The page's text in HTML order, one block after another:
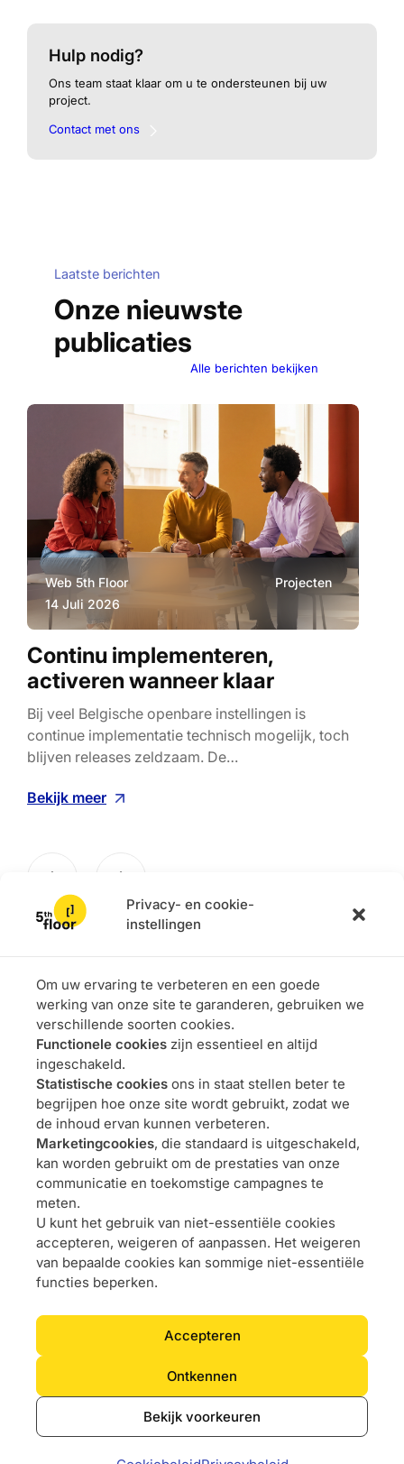
Privacy- en cookie-
instellingen
Om uw ervaring te verbeteren en een goede
werking van onze site te garanderen, gebruiken we
verschillende soorten cookies.
Functionele cookies zijn essentieel en altijd
ingeschakeld.
Statistische cookies ons in staat stellen beter te
begrijpen hoe onze site wordt gebruikt, zodat we
de inhoud ervan kunnen verbeteren.
Marketingcookies, die standaard is uitgeschakeld,
kan worden gebruikt om de prestaties van onze
communicatie en toekomstige campagnes te
meten.
U kunt het gebruik van niet-essentiële cookies
accepteren, weigeren of aanpassen. Het weigeren
van bepaalde cookies kan sommige niet-essentiële
functies beperken.
Accepteren
Ontkennen
Bekijk voorkeuren
Hulp nodig?
Ons team staat klaar om u te ondersteunen bij uw
project.
Contact met ons
Laatste berichten
Onze nieuwste
publicaties
Alle berichten bekijken
Continu implementeren,
activeren wanneer klaar
Web 5th Floor
14 Juli 2026
Projecten
Bij veel Belgische openbare instellingen is
continue implementatie technisch mogelijk, toch
blijven releases zeldzaam. De…
Bekijk meer
Oplossingen
Software
Data & BI
Agile coaching
UX
Ons DNA
Over
Benadering
Verplichtingen
Doe met ons
Vacatures
© 2025 5th floor - Alle rechten voorbehouden
CookiebeleidToegankelijkheidUw privacykeuzes